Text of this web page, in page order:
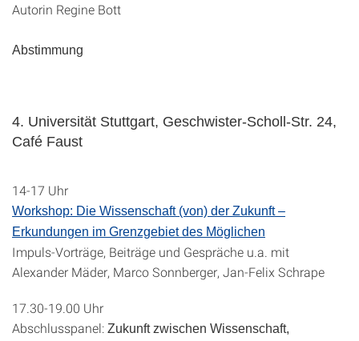
Autorin Regine Bott
Abstimmung
4. Universität Stuttgart, Geschwister-Scholl-Str. 24,
Café Faust
14-17 Uhr
Workshop: Die Wissenschaft (von) der Zukunft –
Erkundungen im Grenzgebiet des Möglichen
Impuls-Vorträge, Beiträge und Gespräche u.a. mit
Alexander Mäder, Marco Sonnberger, Jan-Felix Schrape
17.30-19.00 Uhr
Abschlusspanel: Zukunft zwischen Wissenschaft,